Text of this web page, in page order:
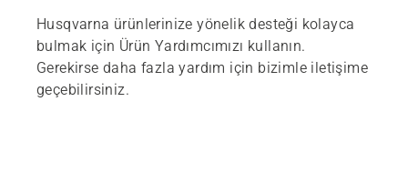
Husqvarna ürünlerinize yönelik desteği kolayca
bulmak için Ürün Yardımcımızı kullanın.
Gerekirse daha fazla yardım için bizimle iletişime
geçebilirsiniz.